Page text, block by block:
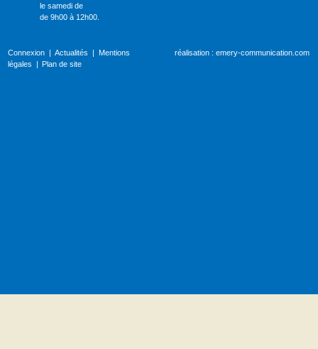
le samedi de
de 9h00 à 12h00.
Connexion Actualités
Mentions
légales
Plan de site
réalisation :emery-communication.com